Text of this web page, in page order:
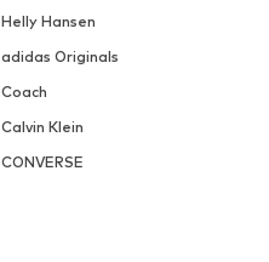
Helly Hansen
adidas Originals
Coach
Calvin Klein
CONVERSE